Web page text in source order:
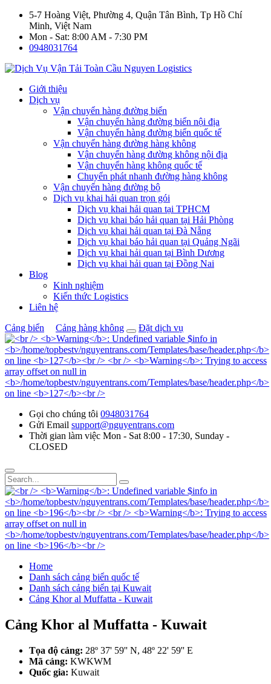
5-7 Hoàng Việt, Phường 4, Quận Tân Bình, Tp Hồ Chí
Minh, Việt Nam
Mon - Sat: 8:00 AM - 7:30 PM
0948031764
Giới thiệu
Dịch vụ
Vận chuyển hàng đường biển
Vận chuyển hàng đường biển nội địa
Vận chuyển hàng đường biển quốc tế
Vận chuyển hàng đường hàng không
Vận chuyển hàng đường không nội địa
Vận chuyển hàng không quốc tế
Chuyển phát nhanh đường hàng không
Vận chuyển hàng đường bộ
Dịch vụ khai hải quan trọn gói
Dịch vụ khai hải quan tại TPHCM
Dịch vụ khai báo hải quan tại Hải Phòng
Dịch vụ khai hải quan tại Đà Nẵng
Dịch vụ khai báo hải quan tại Quảng Ngãi
Dịch vụ khai hải quan tại Bình Dương
Dịch vụ khai hải quan tại Đồng Nai
Blog
Kinh nghiệm
Kiến thức Logistics
Liên hệ
Cảng biển
Cảng hàng không Đặt dịch vụ
Gọi cho chúng tôi 0948031764
Gửi Email support@nguyentrans.com
Thời gian làm việc Mon - Sat 8:00 - 17:30, Sunday -
CLOSED
Home
Danh sách cảng biển quốc tế
Danh sách cảng biển tại Kuwait
Cảng Khor al Muffatta - Kuwait
Cảng Khor al Muffatta - Kuwait
Tọa độ cảng: 28º 37' 59'' N, 48º 22' 59'' E
Mã cảng: KWKWM
Quốc gia: Kuwait